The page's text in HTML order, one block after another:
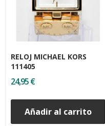
RELOJ MICHAEL KORS
111405
24,95 €
Añadir al carrito